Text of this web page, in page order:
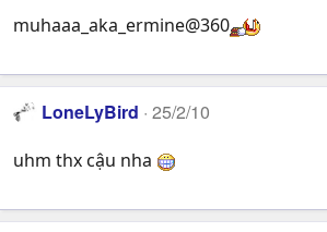
muhaaa_aka_ermine@360
LoneLyBird 25/2/10
uhm thx cậu nha